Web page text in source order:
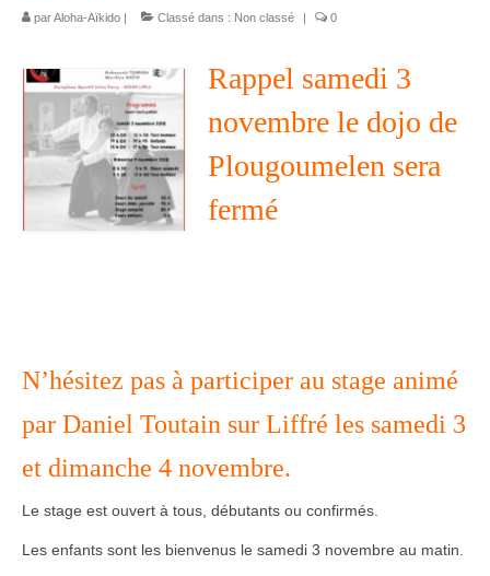
Jo Suburi
Kata 31
Lexique
Stages
parAloha-Aïkido | Classé dans : Non classé | 0
Rappel samedi 3
novembre le dojo de
Plougoumelen sera
fermé
N’hésitez pas à participer au stage animé
par Daniel Toutain sur Liffré les samedi 3
et dimanche 4 novembre.
Le stage est ouvert à tous, débutants ou confirmés.
Les enfants sont les bienvenus le samedi 3 novembre au matin.